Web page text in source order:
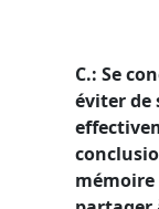
C.: Se
éviter de
mémoire